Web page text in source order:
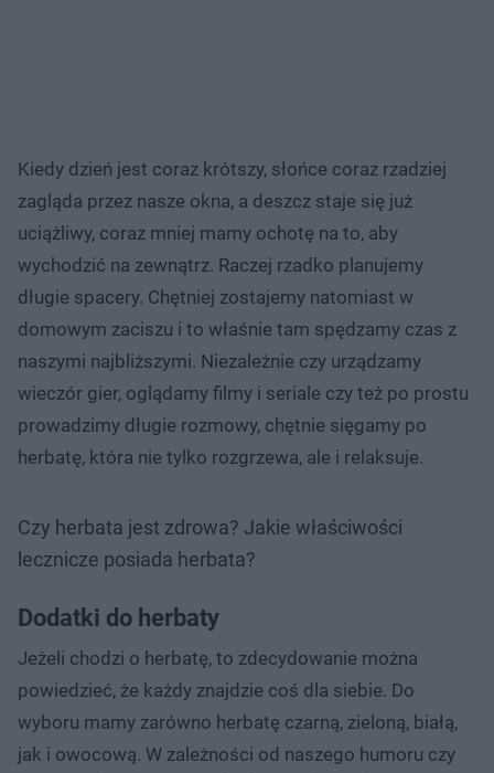
Kiedy dzień jest coraz krótszy, słońce coraz rzadziej
zagląda przez nasze okna, a deszcz staje się już
uciążliwy, coraz mniej mamy ochotę na to, aby
wychodzić na zewnątrz. Raczej rzadko planujemy
długie spacery. Chętniej zostajemy natomiast w
domowym zaciszu i to właśnie tam spędzamy czas z
naszymi najbliższymi. Niezależnie czy urządzamy
wieczór gier, oglądamy filmy i seriale czy też po prostu
prowadzimy długie rozmowy, chętnie sięgamy po
herbatę, która nie tylko rozgrzewa, ale i relaksuje.
Czy herbata jest zdrowa? Jakie właściwości
lecznicze posiada herbata?
Dodatki do herbaty
Jeżeli chodzi o herbatę, to zdecydowanie można
powiedzieć, że każdy znajdzie coś dla siebie. Do
wyboru mamy zarówno herbatę czarną, zieloną, białą,
jak i owocową. W zależności od naszego humoru czy